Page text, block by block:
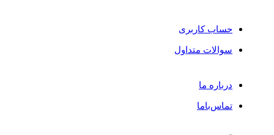
حساب کاربری
سوالات متداول
درباره ما
تماس‌باما